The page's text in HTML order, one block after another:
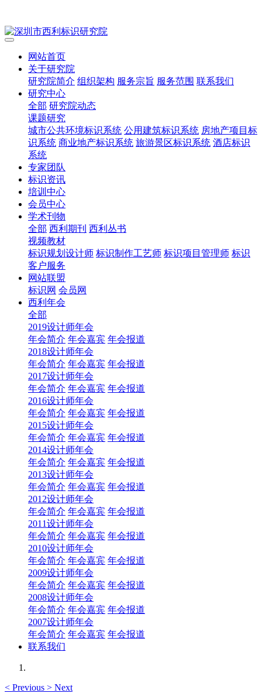
网站首页
关于研究院
研究院简介 组织架构 服务宗旨 服务范围 联系我们
研究中心
全部 研究院动态
课题研究
城市公共环境标识系统 公用建筑标识系统 房地产项目标
识系统 商业地产标识系统 旅游景区标识系统 酒店标识
系统
专家团队
标识资讯
培训中心
会员中心
学术刊物
全部 西利期刊 西利丛书
视频教材
标识规划设计师 标识制作工艺师 标识项目管理师 标识
客户服务
网站联盟
标识网 会员网
西利年会
全部
2019设计师年会
年会简介 年会嘉宾 年会报道
2018设计师年会
年会简介 年会嘉宾 年会报道
2017设计师年会
年会简介 年会嘉宾 年会报道
2016设计师年会
年会简介 年会嘉宾 年会报道
2015设计师年会
年会简介 年会嘉宾 年会报道
2014设计师年会
年会简介 年会嘉宾 年会报道
2013设计师年会
年会简介 年会嘉宾 年会报道
2012设计师年会
年会简介 年会嘉宾 年会报道
2011设计师年会
年会简介 年会嘉宾 年会报道
2010设计师年会
年会简介 年会嘉宾 年会报道
2009设计师年会
年会简介 年会嘉宾 年会报道
2008设计师年会
年会简介 年会嘉宾 年会报道
2007设计师年会
年会简介 年会嘉宾 年会报道
联系我们
< Previous > Next